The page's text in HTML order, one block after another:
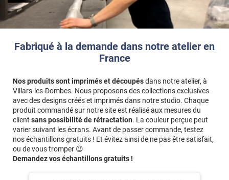
Fabriqué à la demande dans notre atelier en
France
Nos produits sont imprimés et découpésdans notre atelier, à
Villars-les-Dombes. Nous proposons des collections exclusives
avec des designs créés et imprimés dans notre studio. Chaque
produit commandé sur notre site est réalisé aux mesures du
client sans possibilité de rétractation. La couleur perçue peut
varier suivant les écrans. Avant de passer commande, testez
nos échantillons gratuits ! Et évitez ainsi de ne pas être satisfait,
ou de vous tromper 😉
Demandez vos échantillons gratuits !